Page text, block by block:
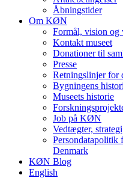
Åbningstider
Om KØN
Formål, vision og
Kontakt museet
Donationer til
Presse
Retningslinjer for
Bygningens
Museets historie
Job på KØN
Vedtægter,
Denmark
KØN Blog
English